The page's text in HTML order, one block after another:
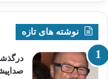
نوشته های تازه